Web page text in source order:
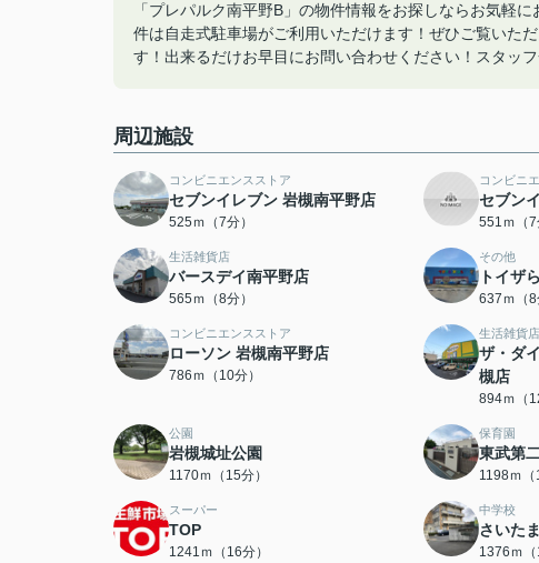
「プレパルク南平野B」の物件情報をお探しならお気軽
件は自走式駐車場がご利用いただけます！ぜひご覧いた
す！出来るだけお早目にお問い合わせください！スタッ
周辺施設
コンビニエンスストア
セブンイレブン 岩槻南平野店
525ｍ（7分）
コンビニ
セブン
551ｍ（7
生活雑貨店
バースデイ南平野店
565ｍ（8分）
その他
トイザ
637ｍ（8
コンビニエンスストア
ローソン 岩槻南平野店
786ｍ（10分）
生活雑貨店
ザ・ダ
槻店
894ｍ（
公園
岩槻城址公園
1170ｍ（15分）
保育園
東武第
1198ｍ（
スーパー
TOP
1241ｍ（16分）
中学校
さいた
1376ｍ（